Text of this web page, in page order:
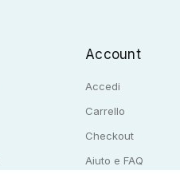
Account
Accedi
Carrello
Checkout
Aiuto e FAQ